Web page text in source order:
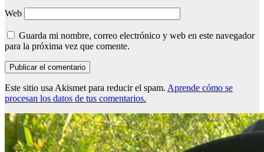
Web
Guarda mi nombre, correo electrónico y web en este navegador
para la próxima vez que comente.
Este sitio usa Akismet para reducir el spam. Aprende cómo se
procesan los datos de tus comentarios.